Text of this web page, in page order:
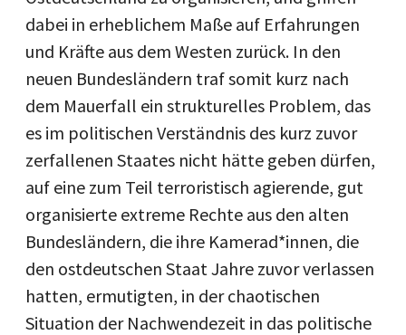
dabei in erheblichem Maße auf Erfahrungen
und Kräfte aus dem Westen zurück. In den
neuen Bundesländern traf somit kurz nach
dem Mauerfall ein strukturelles Problem, das
es im politischen Verständnis des kurz zuvor
zerfallenen Staates nicht hätte geben dürfen,
auf eine zum Teil terroristisch agierende, gut
organisierte extreme Rechte aus den alten
Bundesländern, die ihre Kamerad*innen, die
den ostdeutschen Staat Jahre zuvor verlassen
hatten, ermutigten, in der chaotischen
Situation der Nachwendezeit in das politische